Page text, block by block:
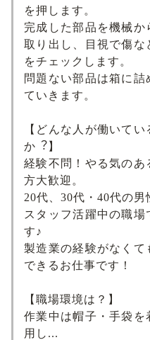
を押します。
完成した部品を機械か
取り出し、目視で傷な
をチェックします。
問題ない部品は箱に詰
ていきます。
【どんな⼈が働いてい
か︖】
経験不問！やる気のあ
方大歓迎。
20代、30代・40代の男
スタッフ活躍中の職場
す♪
製造業の経験がなくて
できるお仕事です！
【職場環境は？】
作業中は帽子・手袋を
用し...